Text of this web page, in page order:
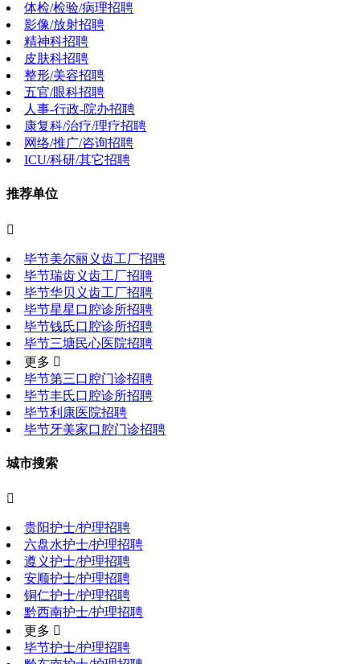
体检/检验/病理招聘
影像/放射招聘
精神科招聘
皮肤科招聘
整形/美容招聘
五官/眼科招聘
人事-行政-院办招聘
康复科/治疗/理疗招聘
网络/推广/咨询招聘
ICU/科研/其它招聘
推荐单位

毕节美尔丽义齿工厂招聘
毕节瑞齿义齿工厂招聘
毕节华贝义齿工厂招聘
毕节星星口腔诊所招聘
毕节钱氏口腔诊所招聘
毕节三塘民心医院招聘
更多 
毕节第三口腔门诊招聘
毕节丰氏口腔诊所招聘
毕节利康医院招聘
毕节牙美家口腔门诊招聘
城市搜索

贵阳护士/护理招聘
六盘水护士/护理招聘
遵义护士/护理招聘
安顺护士/护理招聘
铜仁护士/护理招聘
黔西南护士/护理招聘
更多 
毕节护士/护理招聘